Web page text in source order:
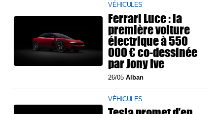
VÉHICULES
Ferrari Luce : la
première voiture
électrique à 550
000 € co-dessinée
par Jony Ive
26/05Alban
VÉHICULES